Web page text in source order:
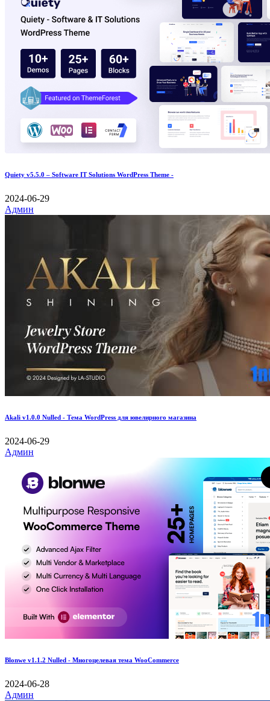
Quiety v5.5.0 – Software IT Solutions WordPress Theme -
2024-06-29
Админ
Akali v1.0.0 Nulled - Тема WordPress для ювелирного магазина
2024-06-29
Админ
Blonwe v1.1.2 Nulled - Многоцелевая тема WooCommerce
2024-06-28
Админ